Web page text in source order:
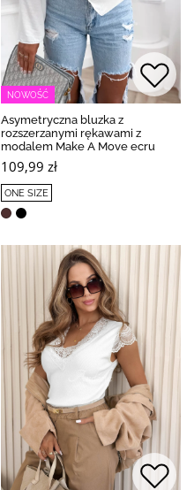
NOWOŚĆ
Asymetryczna bluzka z
rozszerzanymi rękawami z
modalem Make A Move ecru
109,99 zł
ONE SIZE